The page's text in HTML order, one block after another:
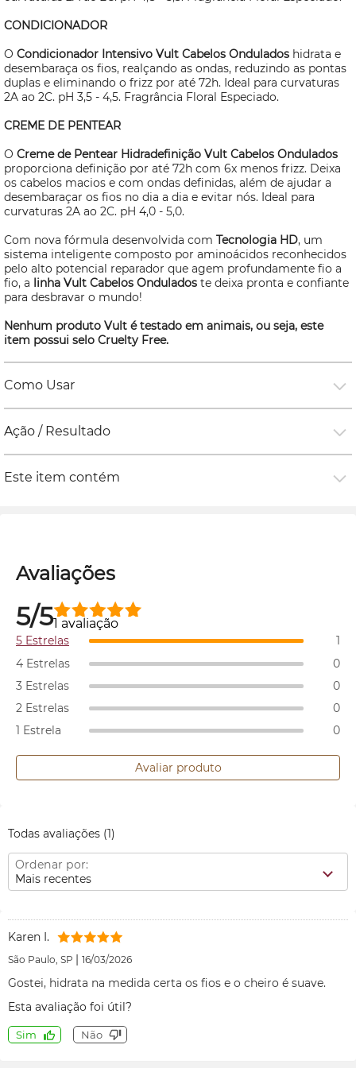
CONDICIONADOR
O Condicionador Intensivo Vult Cabelos Ondulados hidrata e
desembaraça os fios, realçando as ondas, reduzindo as pontas
duplas e eliminando o frizz por até 72h. Ideal para curvaturas
2A ao 2C. pH 3,5 - 4,5. Fragrância Floral Especiado.
CREME DE PENTEAR
O Creme de Pentear Hidradefinição Vult Cabelos Ondulados
proporciona definição por até 72h com 6x menos frizz. Deixa
os cabelos macios e com ondas definidas, além de ajudar a
desembaraçar os fios no dia a dia e evitar nós. Ideal para
curvaturas 2A ao 2C. pH 4,0 - 5,0.
Com nova fórmula desenvolvida com Tecnologia HD, um
sistema inteligente composto por aminoácidos reconhecidos
pelo alto potencial reparador que agem profundamente fio a
fio, a linha Vult Cabelos Ondulados te deixa pronta e confiante
para desbravar o mundo!
Nenhum produto Vult é testado em animais, ou seja, este
item possui selo Cruelty Free.
Como Usar
Ação / Resultado
Este item contém
Avaliações
5/51 avaliação
5 Estrelas
1
4 Estrelas
0
3 Estrelas
0
2 Estrelas
0
1 Estrela
0
Avaliar produto
Todas avaliações (1)
Ordenar por:
Mais recentes
Karen I.
São Paulo, SP | 16/03/2026
Gostei, hidrata na medida certa os fios e o cheiro é suave.
Esta avaliação foi útil?
Sim Não